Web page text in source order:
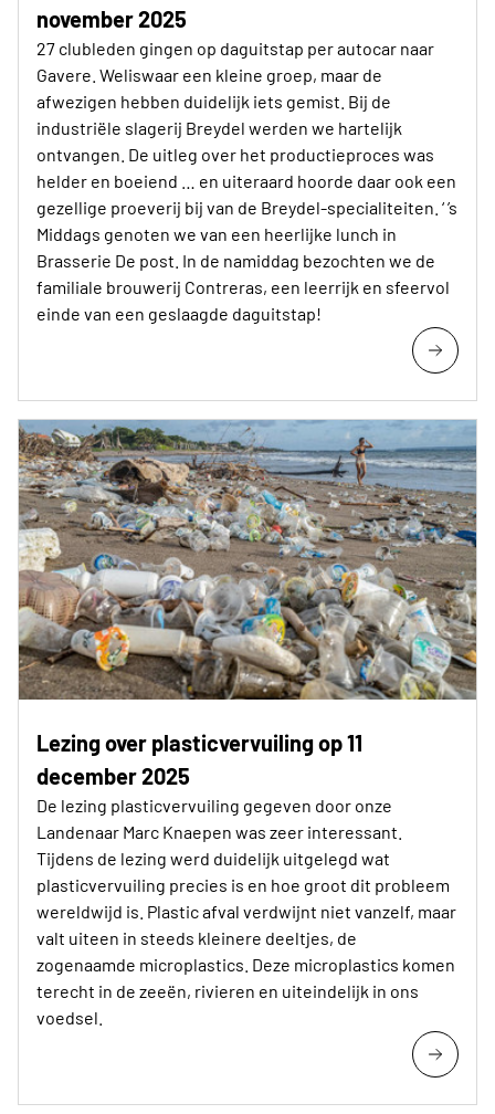
november 2025
27 clubleden gingen op daguitstap per autocar naar
Gavere. Weliswaar een kleine groep, maar de
afwezigen hebben duidelijk iets gemist. Bij de
industriële slagerij Breydel werden we hartelijk
ontvangen. De uitleg over het productieproces was
helder en boeiend … en uiteraard hoorde daar ook een
gezellige proeverij bij van de Breydel-specialiteiten. ‘ ’s
Middags genoten we van een heerlijke lunch in
Brasserie De post. In de namiddag bezochten we de
familiale brouwerij Contreras, een leerrijk en sfeervol
einde van een geslaagde daguitstap!
Lezing over plasticvervuiling op 11
december 2025
De lezing plasticvervuiling gegeven door onze
Landenaar Marc Knaepen was zeer interessant.
Tijdens de lezing werd duidelijk uitgelegd wat
plasticvervuiling precies is en hoe groot dit probleem
wereldwijd is. Plastic afval verdwijnt niet vanzelf, maar
valt uiteen in steeds kleinere deeltjes, de
zogenaamde microplastics. Deze microplastics komen
terecht in de zeeën, rivieren en uiteindelijk in ons
voedsel.